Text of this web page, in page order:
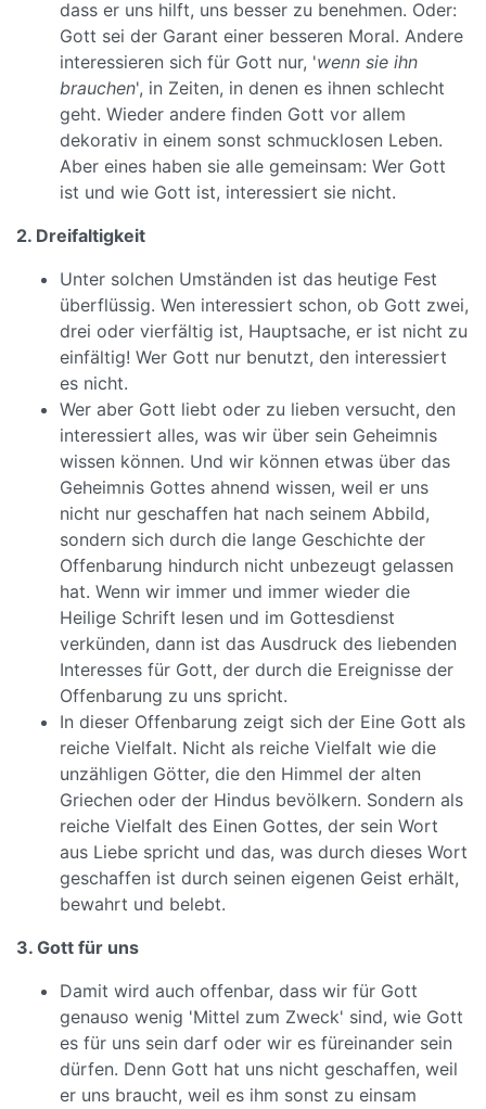
dass er uns hilft, uns besser zu benehmen. Oder:
Gott sei der Garant einer besseren Moral. Andere
interessieren sich für Gott nur, 'wenn sie ihn
brauchen', in Zeiten, in denen es ihnen schlecht
geht. Wieder andere finden Gott vor allem
dekorativ in einem sonst schmucklosen Leben.
Aber eines haben sie alle gemeinsam: Wer Gott
ist und wie Gott ist, interessiert sie nicht.
2. Dreifaltigkeit
Unter solchen Umständen ist das heutige Fest
überflüssig. Wen interessiert schon, ob Gott zwei,
drei oder vierfältig ist, Hauptsache, er ist nicht zu
einfältig! Wer Gott nur benutzt, den interessiert
es nicht.
Wer aber Gott liebt oder zu lieben versucht, den
interessiert alles, was wir über sein Geheimnis
wissen können. Und wir können etwas über das
Geheimnis Gottes ahnend wissen, weil er uns
nicht nur geschaffen hat nach seinem Abbild,
sondern sich durch die lange Geschichte der
Offenbarung hindurch nicht unbezeugt gelassen
hat. Wenn wir immer und immer wieder die
Heilige Schrift lesen und im Gottesdienst
verkünden, dann ist das Ausdruck des liebenden
Interesses für Gott, der durch die Ereignisse der
Offenbarung zu uns spricht.
In dieser Offenbarung zeigt sich der Eine Gott als
reiche Vielfalt. Nicht als reiche Vielfalt wie die
unzähligen Götter, die den Himmel der alten
Griechen oder der Hindus bevölkern. Sondern als
reiche Vielfalt des Einen Gottes, der sein Wort
aus Liebe spricht und das, was durch dieses Wort
geschaffen ist durch seinen eigenen Geist erhält,
bewahrt und belebt.
3. Gott für uns
Damit wird auch offenbar, dass wir für Gott
genauso wenig 'Mittel zum Zweck' sind, wie Gott
es für uns sein darf oder wir es füreinander sein
dürfen. Denn Gott hat uns nicht geschaffen, weil
er uns braucht, weil es ihm sonst zu einsam